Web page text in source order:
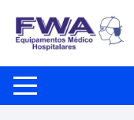
para
conteúdo